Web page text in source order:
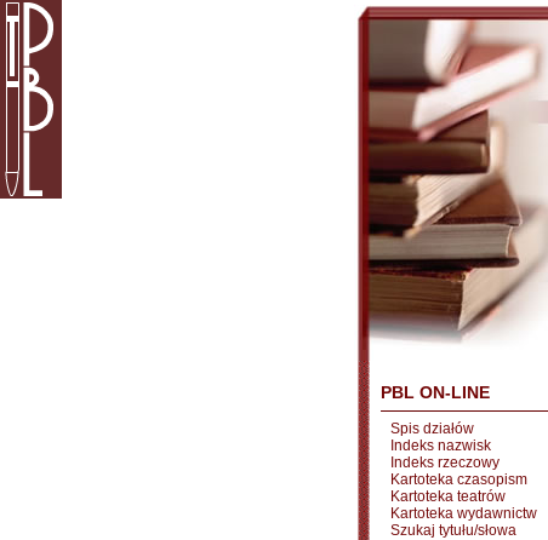
PBL ON-LINE
Spis działów
Indeks nazwisk
Indeks rzeczowy
Kartoteka czasopism
Kartoteka teatrów
Kartoteka wydawnictw
Szukaj tytułu/słowa